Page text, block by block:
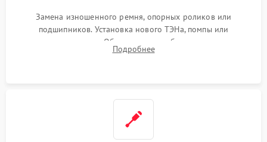
Замена изношенного ремня, опорных роликов или
подшипников. Установка нового ТЭНа, помпы или
термодатчиков. Обязательная глубокая очистка
конденсатора, крыльчатки вентилятора и воздуховодов от
Подробнее